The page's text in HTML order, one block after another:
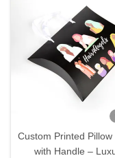
Custom Printed Pillow
with Handle –